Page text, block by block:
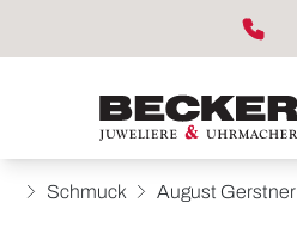
Schmuck August Gerstner